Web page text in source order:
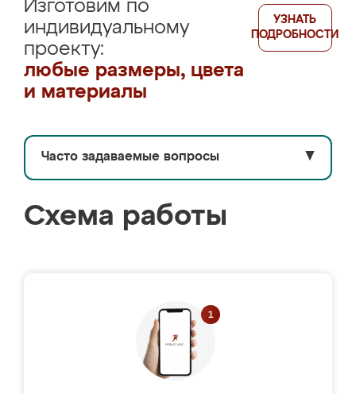
Изготовим по
индивидуальному
проекту:
любые размеры, цвета
и материалы
УЗНАТЬ
ПОДРОБНОСТИ
Часто задаваемые вопросы ▼
Схема работы